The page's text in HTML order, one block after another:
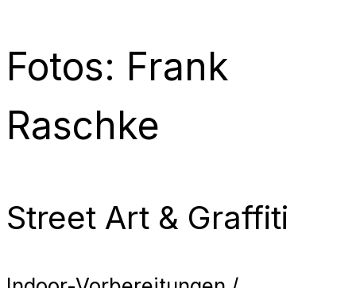
Fotos: Frank
Raschke
Street Art & Graffiti